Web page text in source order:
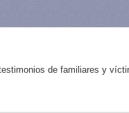
de familiares y